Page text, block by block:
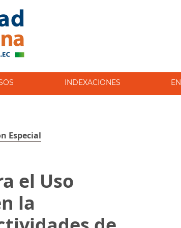
INDEXACIONES
Especial
el Uso
la